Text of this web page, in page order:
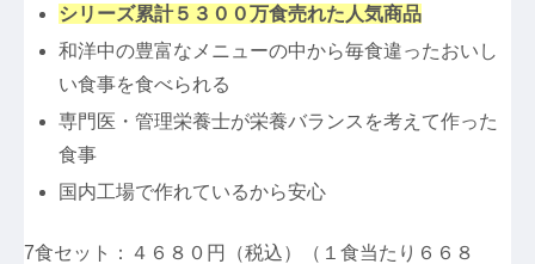
シリーズ累計５３００万食売れた人気商品
和洋中の豊富なメニューの中から毎食違ったおいし
い食事を食べられる
専門医・管理栄養士が栄養バランスを考えて作った
食事
国内工場で作れているから安心
7食セット：４６８０円（税込）（１食当たり６６８